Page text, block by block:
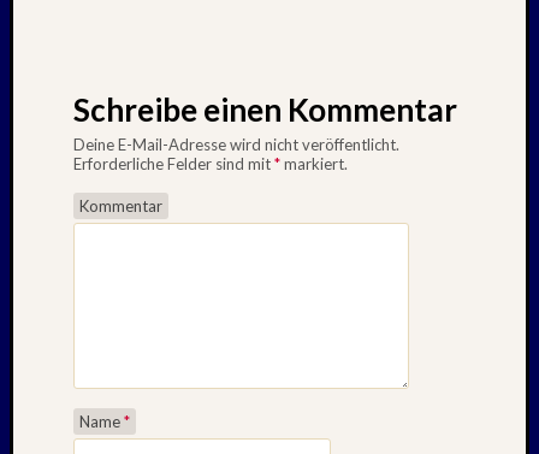
Schreibe einen Kommentar
Deine E-Mail-Adresse wird nicht veröffentlicht.
Erforderliche Felder sind mit*markiert.
Kommentar
Name*